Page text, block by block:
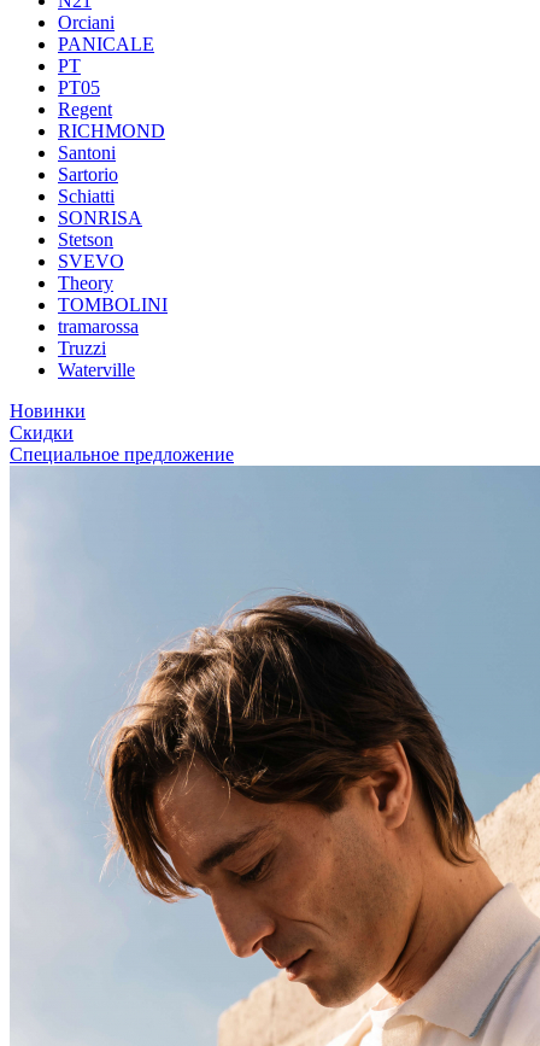
Orciani
PANICALE
PT
PT05
Regent
RICHMOND
Santoni
Sartorio
Schiatti
SONRISA
Stetson
SVEVO
Theory
TOMBOLINI
tramarossa
Truzzi
Waterville
Новинки
Скидки
Специальное предложение